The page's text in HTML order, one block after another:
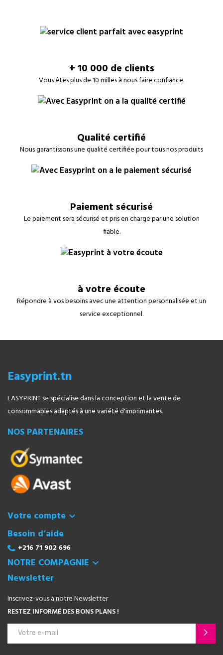
+ 10 000 de clients
Vous êtes plus de 10 milles à nous faire confiance.
Qualité certifié
Nous garantissons une qualité certifiée pour tous nos produits
Paiement sécurisé
Le paiement sera sécurisé et pris en charge par une solution
fiable.
à votre écoute
Répondre à vos besoins avec une attention personnalisée et un
service exceptionnel.
Easyprint.tn
EASYPRINT se spécialise dans la conception et la vente de
consommables adaptés à une variété d'imprimantes.
NOS PARTENAIRES
Votre compte 
Besoin d’aide
+216 71 902 696
NOTRE COMPAGNIE 
Newsletter
Inscrivez-vous à notre Newsletter
RESTEZ INFORMÉ DES BONS PLANS !